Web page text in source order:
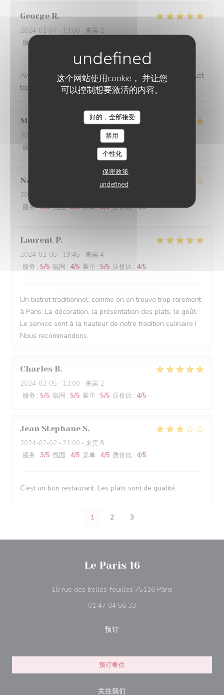
这个网站使用cookie， 并让您
可以控制想要激活的内容。
好的，全部接受
禁用
个性化
保密政策
undefined
George R
2024-02-07 - 13:00 - 来宾 2
服务
Always a lovely place to lunch and the personnel are just
top notch.
Marwan
2024-02-06
服务
:5/5 质价比
Nathalie
2024-02-06
服务:5/5 氛围:3/5 菜单:5/5 质价比:4/5
Laurent P
2024-02-05 - 19:45 - 来宾 4
服务 : 5/5 氛围 : 4/5 菜单 : 5/5 质价比 : 4/5
Un bistrot traditionnel, comme on en trouve trop rarement
à Paris. La décoration, la présentation des plats, le goût.
Le service sont à la hauteur de notre tradition culinaire !
Nous recommandons.
Charles B
2024-02-05 - 13:00 - 来宾 2
服务 : 5/5 氛围 : 5/5 菜单 : 5/5 质价比 : 4/5
Jean Stephane S
2024-02-02 - 21:00 - 来宾 8
服务 : 3/5 氛围 : 4/5 菜单 : 4/5 质价比 : 4/5
C’est un bon restaurant. Les plats sont de qualité.
1 2 3
Le Paris 16
18 rue des belles-feuilles 75116 Paris
01 47 04 56 33
预订
预订餐位
关注我们